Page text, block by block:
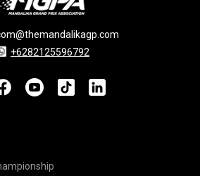
+6282125596792